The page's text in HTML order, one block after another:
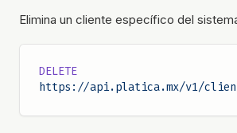
Elimina un cliente específico del
DELETE
https://api.platica.mx/v1/